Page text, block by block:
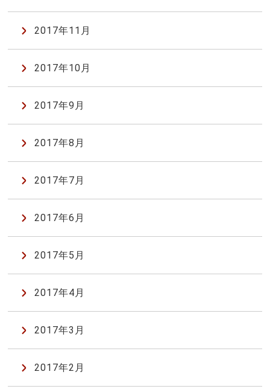
2017年11月
2017年10月
2017年9月
2017年8月
2017年7月
2017年6月
2017年5月
2017年4月
2017年3月
2017年2月